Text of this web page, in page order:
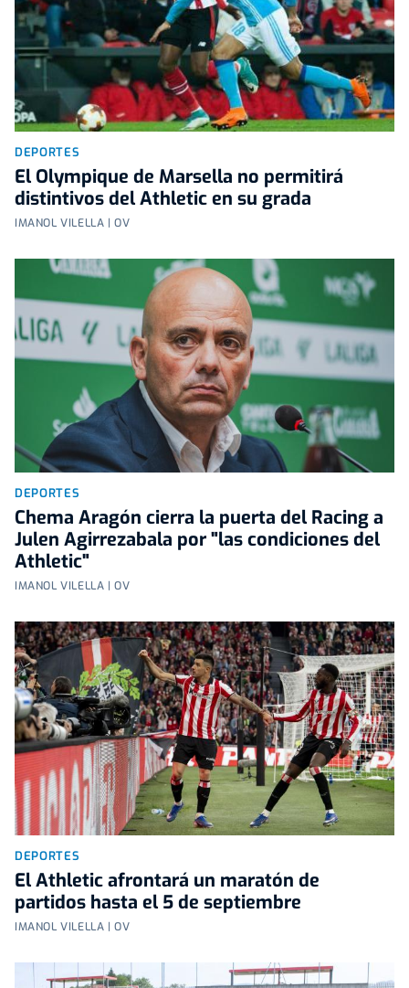
DEPORTES
El Olympique de Marsella no permitirá
distintivos del Athletic en su grada
IMANOL VILELLA | OV
DEPORTES
Chema Aragón cierra la puerta del Racing a
Julen Agirrezabala por "las condiciones del
Athletic"
IMANOL VILELLA | OV
DEPORTES
El Athletic afrontará un maratón de
partidos hasta el 5 de septiembre
IMANOL VILELLA | OV